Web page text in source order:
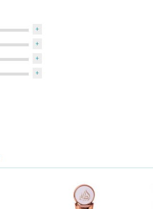
+
+
+
+